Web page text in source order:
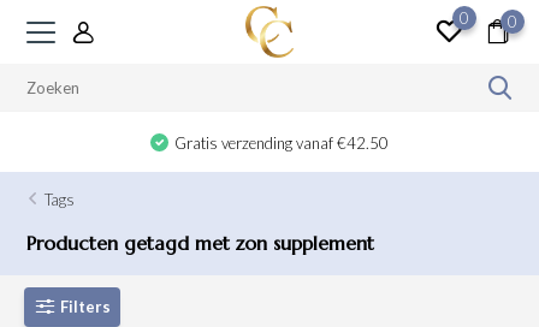
0 0
Gratis verzending vanaf €42.50
Tags
Producten getagd met zon supplement
Filters